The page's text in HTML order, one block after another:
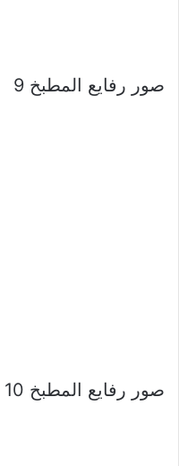
صور رفايع المطبخ 9
صور رفايع المطبخ 10